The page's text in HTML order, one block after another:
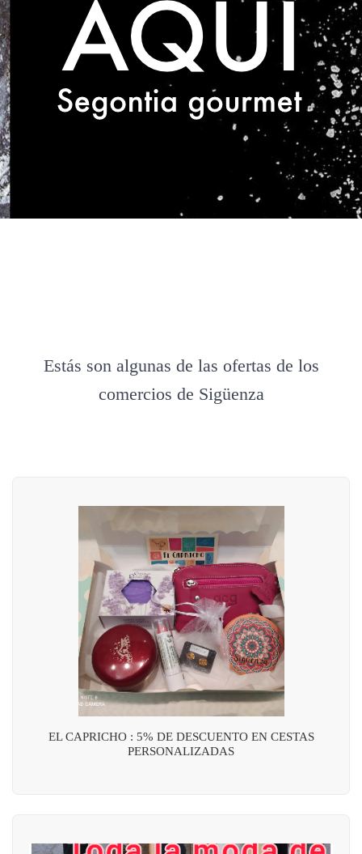
Estás son algunas de las ofertas de los
comercios de Sigüenza
EL CAPRICHO : 5% DE DESCUENTO EN CESTAS
PERSONALIZADAS